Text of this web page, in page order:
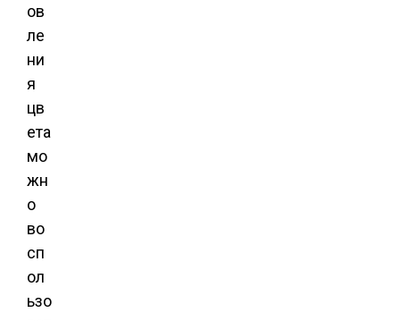
ов
ле
ни
я
цв
ета
мо
жн
о
во
сп
ол
ьзо